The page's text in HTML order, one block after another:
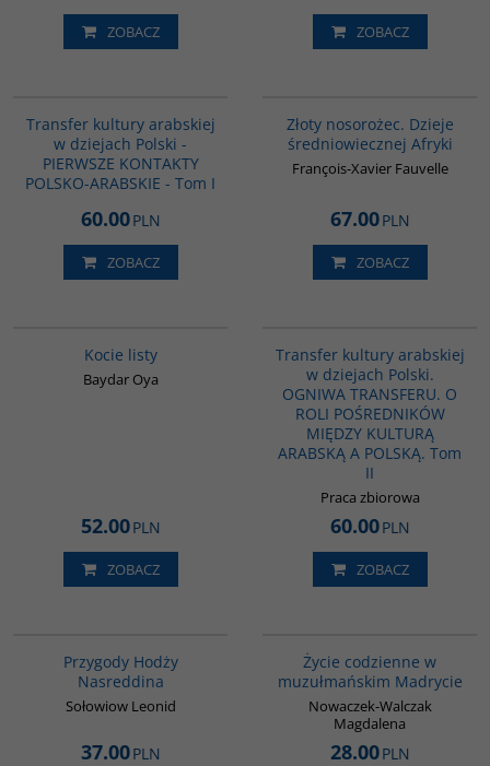
ZOBACZ ZOBACZ
Transfer kultury arabskiej
w dziejach Polski -
PIERWSZE KONTAKTY
POLSKO-ARABSKIE - Tom I
60.00PLN
ZOBACZ
Złoty nosorożec. Dzieje
średniowiecznej Afryki
François-Xavier Fauvelle
67.00PLN
ZOBACZ
Kocie listy
Baydar Oya
52.00PLN
ZOBACZ
Transfer kultury arabskiej
w dziejach Polski.
OGNIWA TRANSFERU. O
ROLI POŚREDNIKÓW
MIĘDZY KULTURĄ
ARABSKĄ A POLSKĄ. Tom
II
Praca zbiorowa
60.00PLN
ZOBACZ
Przygody Hodży
Nasreddina
Sołowiow Leonid
37.00PLN
Życie codzienne w
muzułmańskim Madrycie
Nowaczek-Walczak
Magdalena
28.00PLN